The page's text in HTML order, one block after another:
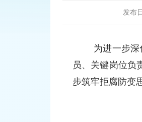
发布
为进一步深
员、关键岗位负
步筑牢拒腐防变